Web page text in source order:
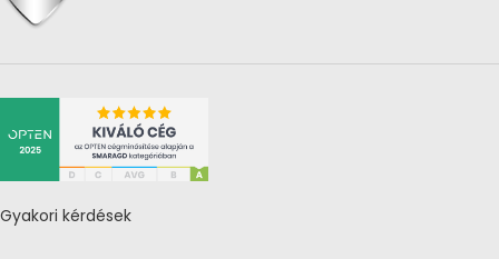
Gyakori kérdések